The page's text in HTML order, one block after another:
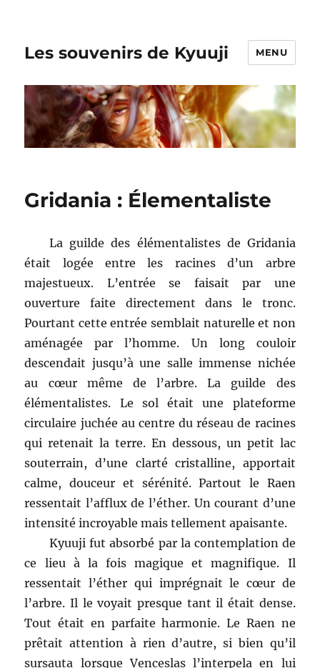
Les souvenirs de Kyuuji MENU
Gridania : Élementaliste
La guilde des élémentalistes de Gridania
était logée entre les racines d’un arbre
majestueux. L’entrée se faisait par une
ouverture faite directement dans le tronc.
Pourtant cette entrée semblait naturelle et non
aménagée par l’homme. Un long couloir
descendait jusqu’à une salle immense nichée
au cœur même de l’arbre. La guilde des
élémentalistes. Le sol était une plateforme
circulaire juchée au centre du réseau de racines
qui retenait la terre. En dessous, un petit lac
souterrain, d’une clarté cristalline, apportait
calme, douceur et sérénité. Partout le Raen
ressentait l’afflux de l’éther. Un courant d’une
intensité incroyable mais tellement apaisante.
Kyuuji fut absorbé par la contemplation de
ce lieu à la fois magique et magnifique. Il
ressentait l’éther qui imprégnait le cœur de
l’arbre. Il le voyait presque tant il était dense.
Tout était en parfaite harmonie. Le Raen ne
prêtait attention à rien d’autre, si bien qu’il
sursauta lorsque Venceslas l’interpela en lui